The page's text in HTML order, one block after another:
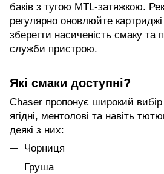
баків з тугою MTL-затяжкою.
регулярно оновлюйте
зберегти насиченість смаку та
служби пристрою.
Які смаки доступні?
Chaser пропонує широкий вибір
ягідні, ментолові та навіть
деякі з них:
Чорниця
Груша